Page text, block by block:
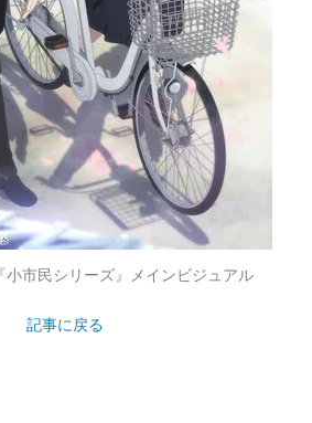
小市民シリーズ』メインビジュアル
記事に戻る